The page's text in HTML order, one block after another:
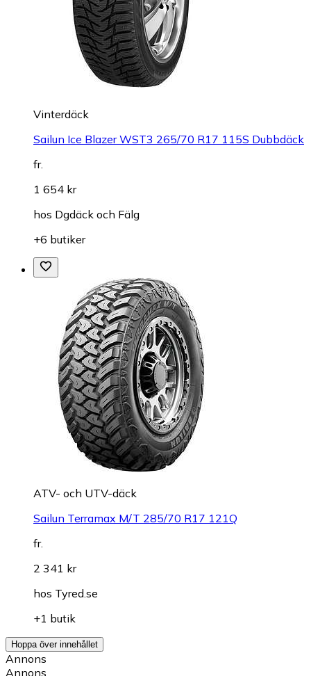
Vinterdäck
Sailun Ice Blazer WST3 265/70 R17 115S Dubbdäck
fr.
1 654 kr
hos Dgdäck och Fälg
+6 butiker
ATV- och UTV-däck
Sailun Terramax M/T 285/70 R17 121Q
fr.
2 341 kr
hos Tyred.se
+1 butik
Hoppa över innehållet
Annons
Annons